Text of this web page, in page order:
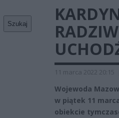
Szukaj
11 marca 2022 20:15
Wojewoda
w piątek 11
obiekcie